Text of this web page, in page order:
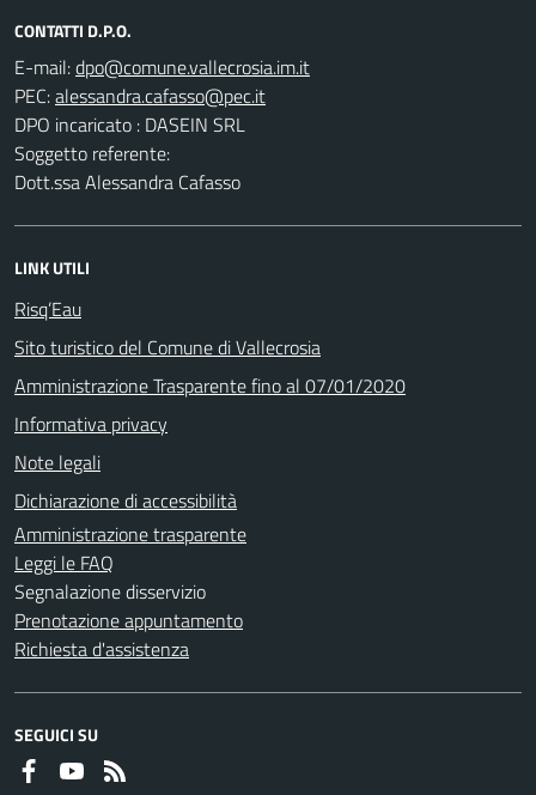
CONTATTI D.P.O.
E-mail:
PEC:
DPO incaricato : DASEIN SRL
Soggetto referente:
Dott.ssa Alessandra Cafasso
LINK UTILI
Risq’Eau
Sito turistico del Comune di Vallecrosia
Amministrazione Trasparente fino al 07/01/2020
Informativa privacy
Note legali
Dichiarazione di accessibilità
Amministrazione trasparente
Leggi le FAQ
Segnalazione disservizio
Prenotazione appuntamento
Richiesta d'assistenza
SEGUICI SU